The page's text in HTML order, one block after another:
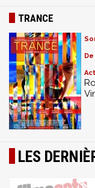
TRANCE
De
LES